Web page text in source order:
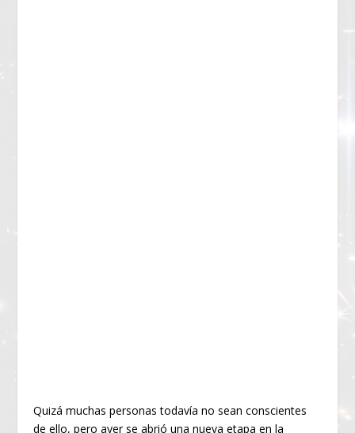
Quizá muchas personas todavía no sean conscientes
de ello, pero ayer se abrió una nueva etapa en la